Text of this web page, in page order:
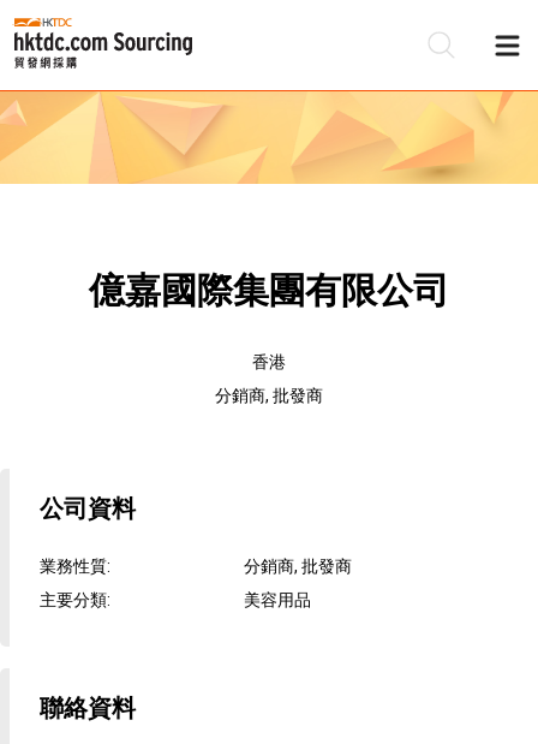
億嘉國際集團有限公司
香港
分銷商, 批發商
公司資料
業務性質:
分銷商, 批發商
主要分類: 美容用品
聯絡資料